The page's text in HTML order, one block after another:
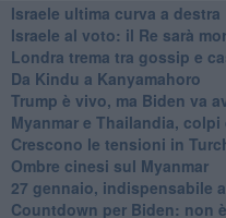
Israele ultima curva a destra
Israele al voto: il Re sarà
Londra trema tra gossip e
Da Kindu a Kanyamahoro
Trump è vivo, ma Biden va
Myanmar e Thailandia,
Crescono le tensioni in
Ombre cinesi sul Myanmar
27 gennaio, indispensabile
Countdown per Biden: non